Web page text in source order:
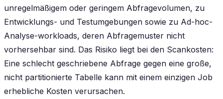
unregelmäßigem oder geringem Abfragevolumen, zu
Entwicklungs- und Testumgebungen sowie zu Ad-hoc-
Analyse-workloads, deren Abfragemuster nicht
vorhersehbar sind. Das Risiko liegt bei den Scankosten:
Eine schlecht geschriebene Abfrage gegen eine große,
nicht partitionierte Tabelle kann mit einem einzigen Job
erhebliche Kosten verursachen.